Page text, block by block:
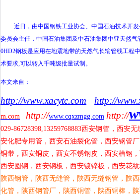
近日，由中国钢铁工业协会、中国石油技术开发
委员会主任，中国石油集团及中石油集团中亚天然
0HD2钢板是应用在地震地带的天然气长输管线工程
术要求,可以转入千吨级批量试制。
本文来自：
http://www.xacytc.com http://
m.com http://www.cqxzmgg.com http://
029-86728398,13259768883西安钢管，西安无
安化肥专用管，西安石油裂化管，西安钢管
铜带，西安铜皮，西安不锈钢皮，西安槽钢
西安圆钢，西安钢板，西安镀锌板，西安花
陕西钢管，陕西无缝管，陕西无缝钢管，陕
化管，陕西钢管厂，陕西铜管，陕西铜棒，